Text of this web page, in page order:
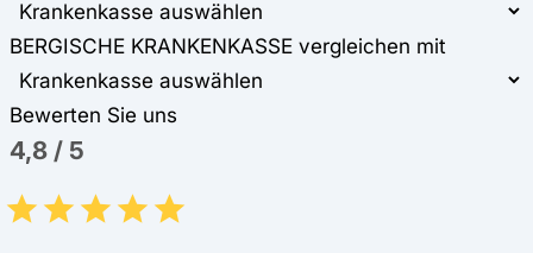
BERGISCHE KRANKENKASSE vergleichen mit
Bewerten Sie uns
4,8 / 5